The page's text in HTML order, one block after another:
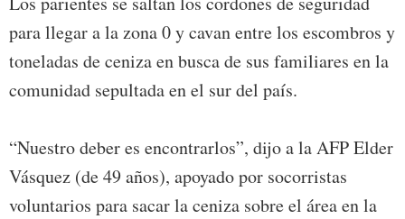
para llegar a la zona 0 y cavan entre los escombros y
toneladas de ceniza en busca de sus familiares en la
comunidad sepultada en el sur del país.
“Nuestro deber es encontrarlos”, dijo a la AFP Elder
Vásquez (de 49 años), apoyado por socorristas
voluntarios para sacar la ceniza sobre el área en la